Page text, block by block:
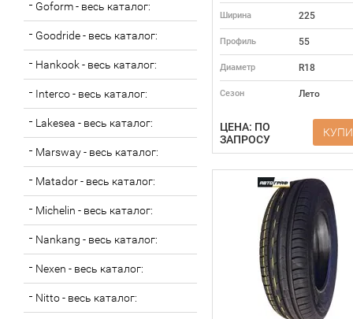
Ширина 225
Профиль 55
Диаметр R18
Сезон Лето
ЦЕНА: ПО
ЗАПРОСУ
Goform - весь каталог:
Goodride - весь каталог:
Hankook - весь каталог:
Interco - весь каталог:
Lakesea - весь каталог:
Marsway - весь каталог:
Matador - весь каталог:
Michelin - весь каталог:
Nankang - весь каталог:
Nexen - весь каталог:
Nitto - весь каталог: